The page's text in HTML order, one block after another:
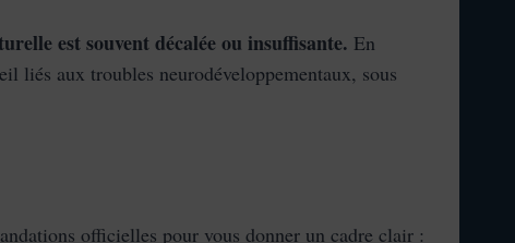
est souvent décalée ou insuffisante. En
liés aux troubles neurodéveloppementaux, sous
officielles pour vous donner un cadre clair :